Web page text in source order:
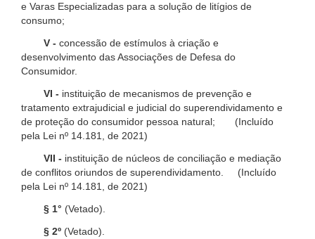
e Varas Especializadas para a solução de litígios de
consumo;
V - concessão de estímulos à criação e
desenvolvimento das Associações de Defesa do
Consumidor.
VI - instituição de mecanismos de prevenção e
tratamento extrajudicial e judicial do superendividamento e
de proteção do consumidor pessoa natural; (Incluído
pela Lei nº 14.181, de 2021)
VII - instituição de núcleos de conciliação e mediação
de conflitos oriundos de superendividamento. (Incluído
pela Lei nº 14.181, de 2021)
§ 1° (Vetado).
§ 2º (Vetado).